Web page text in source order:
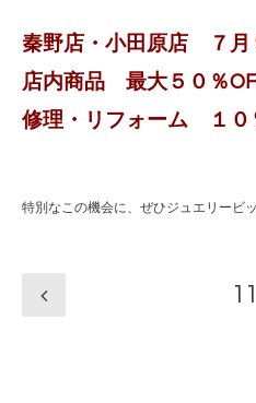
秦野店・小田原店 ７
店内商品 最大５０％
修理・リフォーム １０
特別なこの機会に、ぜひジュエリービ
11